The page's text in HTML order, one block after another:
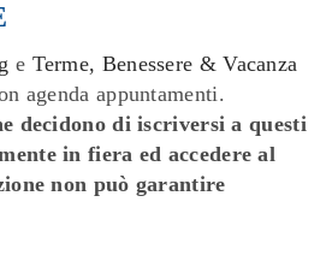
e Terme, Benessere & Vacanza
agenda appuntamenti.
decidono di iscriversi a questi
in fiera ed accedere al
non può garantire